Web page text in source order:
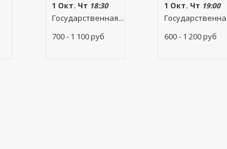
1 Окт. Чт 18:30
Государственная...
700 - 1 100руб
1 Окт. Чт 19:00
600 - 1 200руб